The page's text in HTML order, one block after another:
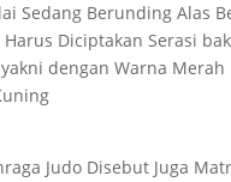
Sedang Berunding Alas
Diciptakan Serasi
dengan Warna Merah
Judo Disebut Juga